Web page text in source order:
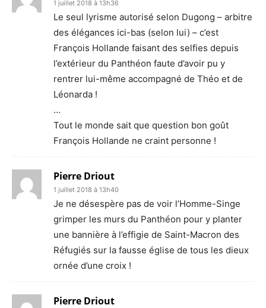
1 juillet 2018 à 13h36
Le seul lyrisme autorisé selon Dugong – arbitre
des élégances ici-bas (selon lui) – c’est
François Hollande faisant des selfies depuis
l’extérieur du Panthéon faute d’avoir pu y
rentrer lui-même accompagné de Théo et de
Léonarda !
…
Tout le monde sait que question bon goût
François Hollande ne craint personne !
Pierre Driout
1 juillet 2018 à 13h40
Je ne désespère pas de voir l’Homme-Singe
grimper les murs du Panthéon pour y planter
une bannière à l’effigie de Saint-Macron des
Réfugiés sur la fausse église de tous les dieux
ornée d’une croix !
Pierre Driout